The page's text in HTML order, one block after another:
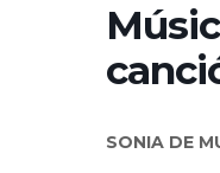
SONIA DE